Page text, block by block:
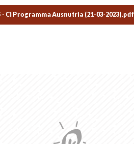
- CI Programma Ausnutria (21-03-2023).pdf